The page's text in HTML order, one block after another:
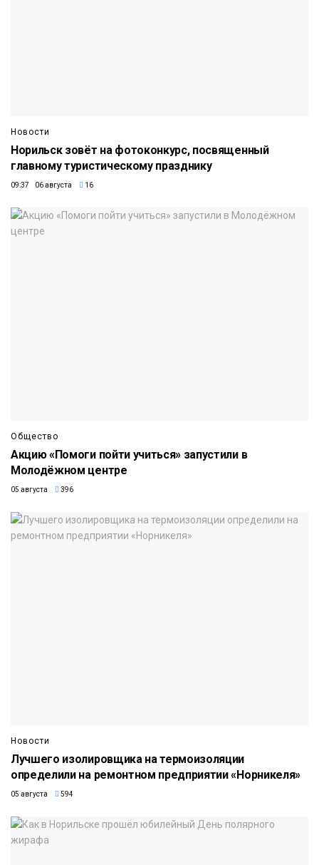
Новости
Норильск зовёт на фотоконкурс, посвященный
главному туристическому празднику
09:37 06 августа 16
Общество
Акцию «Помоги пойти учиться» запустили в
Молодёжном центре
05 августа 396
Новости
Лучшего изолировщика на термоизоляции
определили на ремонтном предприятии «Норникеля»
05 августа 594